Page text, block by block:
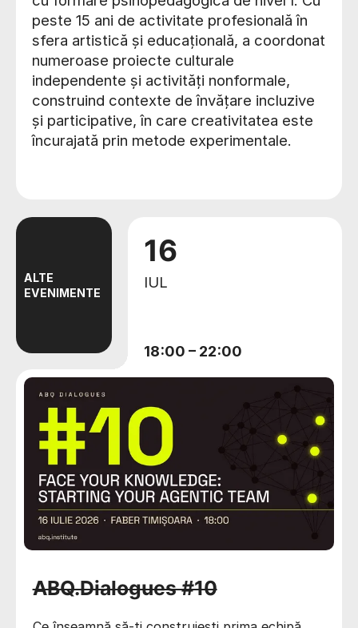
peste 15 ani de activitate profesională în
sfera artistică și educațională, a coordonat
numeroase proiecte culturale
independente și activități nonformale,
construind contexte de învățare incluzive
și participative, în care creativitatea este
încurajată prin metode experimentale.
ALTE
EVENIMENTE
16
IUL
18:00 – 22:00
ABQ.Dialogues #10